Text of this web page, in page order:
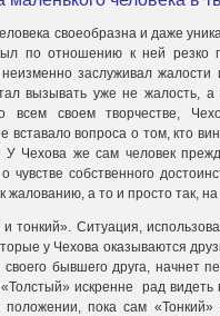
своеобразна и даже
по отношению к ней резко
заслуживал
вызывать уже не жалость,
всем своем творчестве,
вставало вопроса о том, кто
Чехова же сам человек
собственного
а то и просто так,
тонкий». Ситуация,
у Чехова оказываются
бывшего друга, начнет
искренне рад
пока сам